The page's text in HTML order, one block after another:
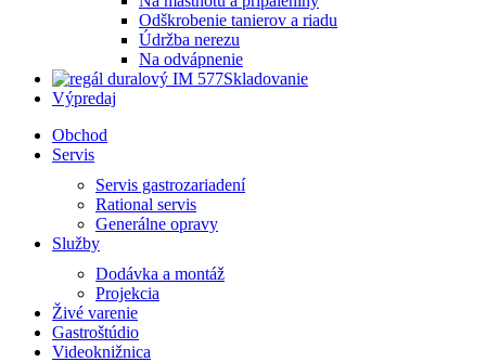
Odškrobenie tanierov a riadu
Údržba nerezu
Na odvápnenie
Skladovanie
Výpredaj
Obchod
Servis
Servis gastrozariadení
Rational servis
Generálne opravy
Služby
Dodávka a montáž
Projekcia
Živé varenie
Gastroštúdio
Videoknižnica